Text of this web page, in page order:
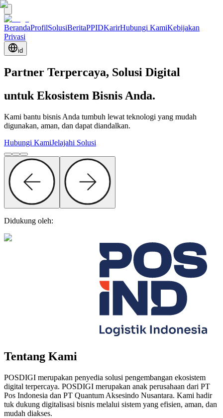
BerandaProfilSolusiBeritaPPIDKarirHubungi KamiKebijakan
Privasi
id
Partner Terpercaya, Solusi Digital
untuk Ekosistem Bisnis Anda.
Kami bantu bisnis Anda tumbuh lewat teknologi yang mudah
digunakan, aman, dan dapat diandalkan.
Hubungi KamiJelajahi Solusi
Didukung oleh:
Tentang Kami
POSDIGI merupakan penyedia solusi pengembangan ekosistem
digital terpercaya. POSDIGI merupakan anak perusahaan dari PT
Pos Indonesia dan PT Quantum Aksesindo Nusantara. Kami hadir
tuk dukung digitalisasi bisnis melalui sistem yang efisien, aman, dan
mudah diakses.